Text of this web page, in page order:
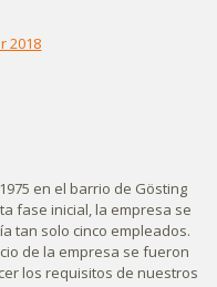
2018
en el barrio de Gösting
fase inicial, la empresa se
tan solo cinco empleados.
de la empresa se fueron
los requisitos de nuestros